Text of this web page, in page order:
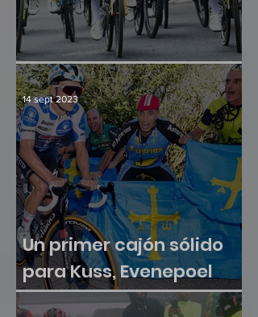
Culminación y consenso
Un primer cajón sólido
para Kuss, Evenepoel
sumó otra victoria
14 sept 2023